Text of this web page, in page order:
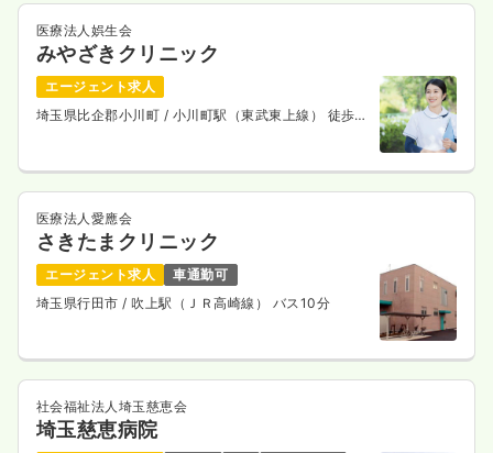
医療法人娯生会
みやざきクリニック
エージェント求人
埼玉県比企郡小川町 / 小川町駅（東武東上線） 徒歩7
医療法人愛應会
さきたまクリニック
エージェント求人
車通勤可
埼玉県行田市/ 吹上駅（ＪＲ高崎線） バス10分
社会福祉法人埼玉慈恵会
埼玉慈恵病院